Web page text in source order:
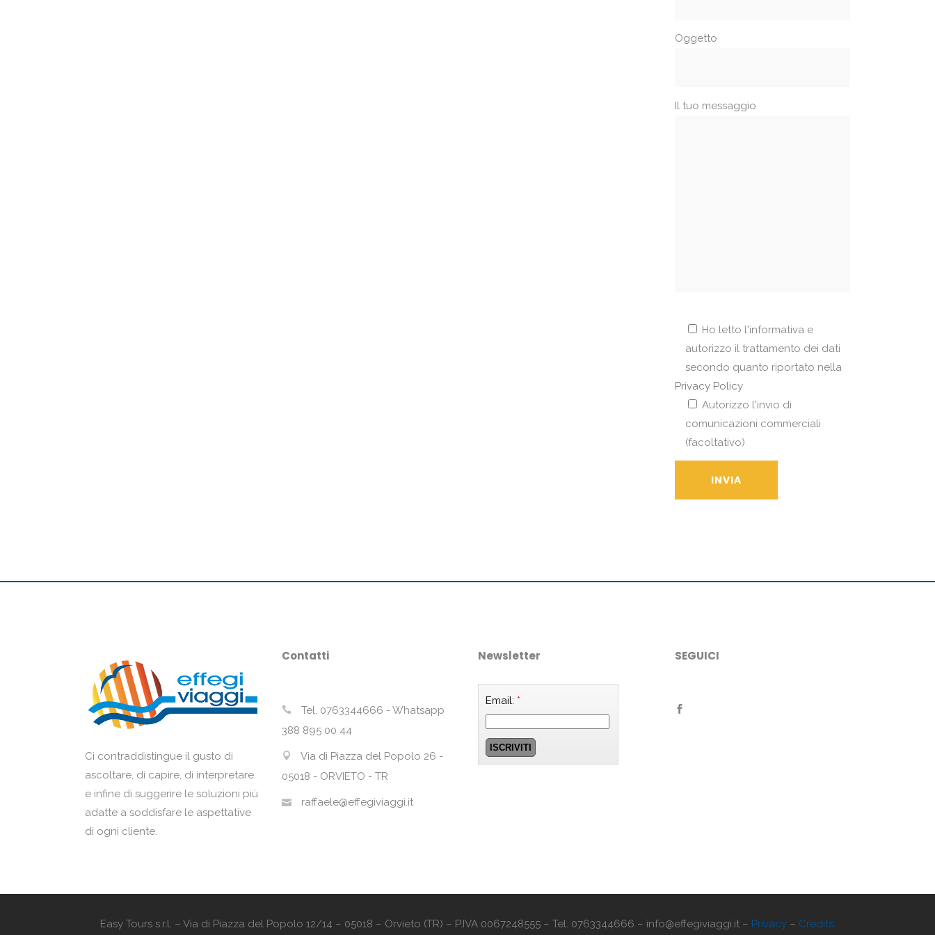
Oggetto
Il tuo messaggio
Ho letto l'informativa e
autorizzo il trattamento dei dati
secondo quanto riportato nella
Privacy Policy
Autorizzo l'invio di
comunicazioni commerciali
(facoltativo)
Ci contraddistingue il gusto di
ascoltare, di capire, di interpretare
e infine di suggerire le soluzioni più
adatte a soddisfare le aspettative
di ogni cliente.
Contatti
Tel. 0763344666 - Whatsapp
388 895 00 44
Via di Piazza del Popolo 26 -
05018 - ORVIETO - TR
raffaele@effegiviaggi.it
Newsletter
Email: *
SEGUICI
Easy Tours s.r.l. – Via di Piazza del Popolo 12/14 – 05018 – Orvieto (TR) – P.IVA 0067248555 – Tel. 0763344666 – info@effegiviaggi.it – Privacy– Credits: